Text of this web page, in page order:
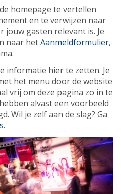
homepage te vertellen
en te verwijzen naar
gasten relevant is. Je
naar hetAanmeldformulier,
informatie hier te zetten. Je
het menu door de website
vrij om deze pagina zo in te
alvast een voorbeeld
Wil je zelf aan de slag? Ga
.